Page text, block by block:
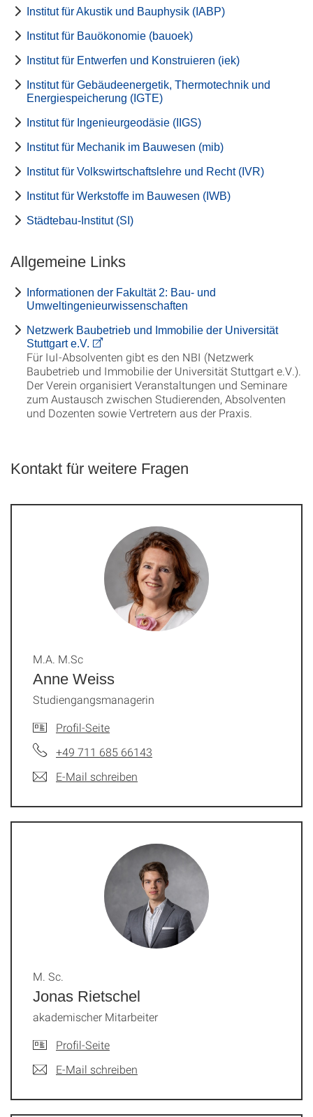
Institut für Akustik und Bauphysik (IABP)
Institut für Bauökonomie (bauoek)
Institut für Entwerfen und Konstruieren (iek)
Institut für Gebäudeenergetik, Thermotechnik und
Energiespeicherung (IGTE)
Institut für Ingenieurgeodäsie (IIGS)
Institut für Mechanik im Bauwesen (mib)
Institut für Volkswirtschaftslehre und Recht (IVR)
Institut für Werkstoffe im Bauwesen (IWB)
Städtebau-Institut (SI)
Allgemeine Links
Informationen der Fakultät 2: Bau- und
Umweltingenieurwissenschaften
Netzwerk Baubetrieb und Immobilie der Universität
Stuttgart e.V.
Für IuI-Absolventen gibt es den NBI (Netzwerk
Baubetrieb und Immobilie der Universität Stuttgart e.V.).
Der Verein organisiert Veranstaltungen und Seminare
zum Austausch zwischen Studierenden, Absolventen
und Dozenten sowie Vertretern aus der Praxis.
Kontakt für weitere Fragen
Anne Weiss
M.A. M.Sc
Studiengangsmanagerin
Profil-Seite
+49 711 685 66143
E-Mail schreiben
Jonas Rietschel
M. Sc.
akademischer Mitarbeiter
Profil-Seite
E-Mail schreiben